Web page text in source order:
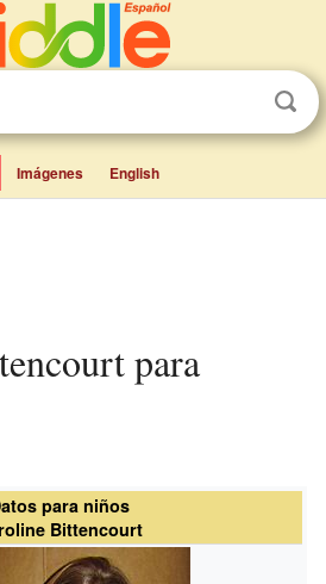
Imágenes English
para niños
Bittencourt